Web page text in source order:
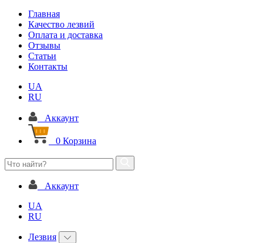
Главная
Качество лезвий
Оплата и доставка
Отзывы
Статьи
Контакты
UA
RU
Аккаунт
0 Корзина
Аккаунт
UA
RU
Лезвия